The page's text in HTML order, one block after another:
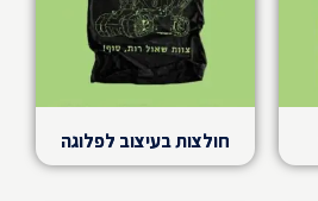
חולצות בעיצוב לפלוגה